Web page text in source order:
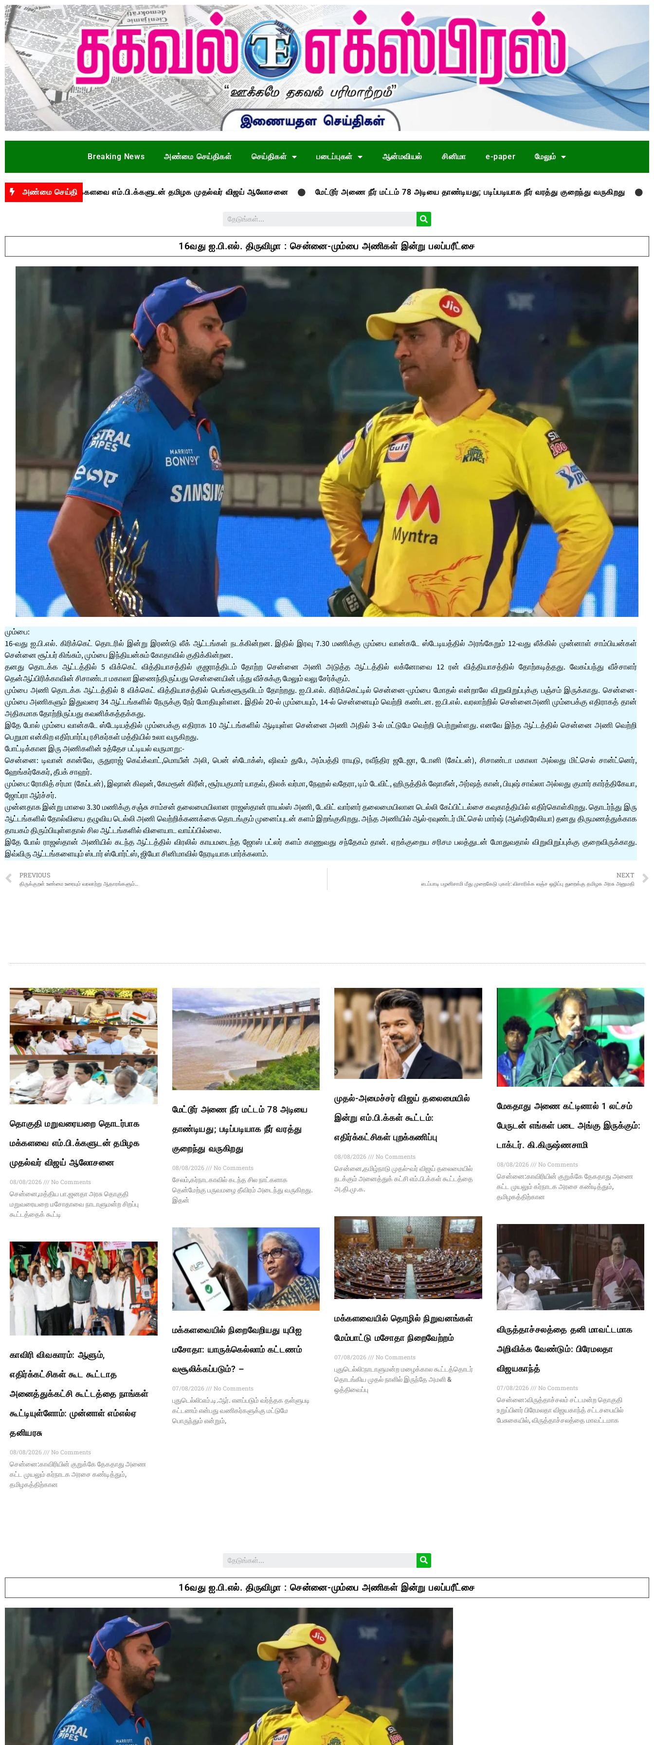
Breaking News அண்மை செய்திகள் செய்திகள் படைப்புகள் ஆன்மவியல் சினிமா e-paper மேலும்
அண்மை செய்தி
மக்களவை எம்.பி.க்களுடன் தமிழக முதல்வர் விஜய் ஆலோசனை மேட்டூர் அணை நீர் மட்டம் 78 அடியை தாண்டியது; படிப்படியாக நீர் வரத்து குறைந்து வருகிறது முதல்-
16வது ஐ.பி.எல். திருவிழா : சென்னை-மும்பை அணிகள் இன்று பலப்பரீட்சை
மும்பை:
16-வது ஐ.பி.எல். கிரிக்கெட் தொடரில் இன்று இரண்டு லீக் ஆட்டங்கள் நடக்கின்றன. இதில் இரவு 7.30 மணிக்கு மும்பை வான்கடே ஸ்டேடியத்தில் அரங்கேறும் 12-வது லீக்கில் முன்னாள் சாம்பியன்கள்
சென்னை சூப்பர் கிங்சும், மும்பை இந்தியன்சும் கோதாவில் குதிக்கின்றன.
தனது தொடக்க ஆட்டத்தில் 5 விக்கெட் வித்தியாசத்தில் குஜராத்திடம் தோற்ற சென்னை அணி அடுத்த ஆட்டத்தில் லக்னோவை 12 ரன் வித்தியாசத்தில் தோற்கடித்தது. வேகப்பந்து வீச்சாளர்
தென்ஆப்பிரிக்காவின் சிசாண்டா மகாலா இணைந்திருப்பது சென்னையின் பந்து வீச்சுக்கு மேலும் வலு சேர்க்கும்.
மும்பை அணி தொடக்க ஆட்டத்தில் 8 விக்கெட் வித்தியாசத்தில் பெங்களூருவிடம் தோற்றது. ஐ.பி.எல். கிரிக்கெட்டில் சென்னை-மும்பை மோதல் என்றாலே விறுவிறுப்புக்கு பஞ்சம் இருக்காது. சென்னை-
மும்பை அணிகளும் இதுவரை 34 ஆட்டங்களில் நேருக்கு நேர் மோதியுள்ளன. இதில் 20-ல் மும்பையும், 14-ல் சென்னையும் வெற்றி கண்டன. ஐ.பி.எல். வரலாற்றில் சென்னைஅணி மும்பைக்கு எதிராகத் தான்
அதிகமாக தோற்றிருப்பது கவனிக்கத்தக்கது.
இதே போல் மும்பை வான்கடே ஸ்டேடியத்தில் மும்பைக்கு எதிராக 10 ஆட்டங்களில் ஆடியுள்ள சென்னை அணி அதில் 3-ல் மட்டுமே வெற்றி பெற்றுள்ளது. எனவே இந்த ஆட்டத்தில் சென்னை அணி வெற்றி
பெறுமா என்கிற எதிர்பார்ப்பு ரசிகர்கள் மத்தியில் உலா வருகிறது.
போட்டிக்கான இரு அணிகளின் உத்தேச பட்டியல் வருமாறு:-
சென்னை: டிவான் கான்வே, ருதுராஜ் கெய்க்வாட்,மொயீன் அலி, பென் ஸ்டோக்ஸ், ஷிவம் துபே, அம்பத்தி ராயுடு, ரவீந்திர ஜடேஜா, டோனி (கேப்டன்), சிசாண்டா மகாலா அல்லது மிட்செல் சான்ட்னெர்,
ஹேங்கர்கேகர், தீபக் சாஹர்.
மும்பை: ரோகித் சர்மா (கேப்டன்), இஷான் கிஷன், கேமரூன் கிரீன், சூர்யகுமார் யாதவ், திலக் வர்மா, நேஹல் வதேரா, டிம் டேவிட், ஹிருத்திக் ஷோகீன், அர்ஷத் கான், பியுஷ் சாவ்லா அல்லது குமார் கார்த்திகேயா,
ஜோப்ரா ஆர்ச்சர்.
முன்னதாக இன்று மாலை 3.30 மணிக்கு சஞ்சு சாம்சன் தலைமையிலான ராஜஸ்தான் ராயல்ஸ் அணி, டேவிட் வார்னர் தலைமையிலான டெல்லி கேப்பிட்டல்சை கவுகாத்தியில் எதிர்கொள்கிறது. தொடர்ந்து இரு
ஆட்டங்களில் தோல்வியை தழுவிய டெல்லி அணி வெற்றிக்கணக்கை தொடங்கும் முனைப்புடன் களம் இறங்குகிறது. அந்த அணியில் ஆல்-ரவுண்டர் மிட்செல் மார்ஷ் (ஆஸ்திரேலியா) தனது திருமணத்துக்காக
தாயகம் திரும்பியுள்ளதால் சில ஆட்டங்களில் விளையாட வாய்ப்பில்லை.
இதே போல் ராஜஸ்தான் அணியில் கடந்த ஆட்டத்தில் விரலில் காயமடைந்த ஜோஸ் பட்லர் களம் காணுவது சந்தேகம் தான். ஏறக்குறைய சரிசம பலத்துடன் மோதுவதால் விறுவிறுப்புக்கு குறைவிருக்காது.
இவ்விரு ஆட்டங்களையும் ஸ்டார் ஸ்போர்ட்ஸ், ஜியோ சினிமாவில் நேரடியாக பார்க்கலாம்.
PREVIOUS
திருக்குறள் உண்மை உரையும் வரலாற்று ஆதாரங்களும்…
NEXT
எடப்பாடி பழனிசாமி மீது முறைகேடு புகார்: விசாரிக்க லஞ்ச ஒழிப்பு துறைக்கு தமிழக அரசு அனுமதி
தொகுதி மறுவரையறை தொடர்பாக
மக்களவை எம்.பி.க்களுடன் தமிழக
முதல்வர் விஜய் ஆலோசனை
08/08/2026
No Comments
சென்னை,மத்திய பா.ஜனதா அரசு தொகுதி
மறுவரையறை மசோதாவை நாடாளுமன்ற சிறப்பு
கூட்டத்தைக் கூட்டி
மேட்டூர் அணை நீர் மட்டம் 78 அடியை
தாண்டியது; படிப்படியாக நீர் வரத்து
குறைந்து வருகிறது
08/08/2026
No Comments
சேலம்,கர்நாடகாவில் கடந்த சில நாட்களாக
தென்மேற்கு பருவமழை தீவிரம் அடைந்து வருகிறது.
இதன்
முதல்-அமைச்சர் விஜய் தலைமையில்
இன்று எம்.பி.க்கள் கூட்டம்:
எதிர்க்கட்சிகள் புறக்கணிப்பு
08/08/2026
No Comments
சென்னை,தமிழ்நாடு முதல்-வர் விஜய் தலைமையில்
நடக்கும் அனைத்துக் கட்சி எம்.பி.க்கள் கூட்டத்தை
அ.தி.மு.க.
மேகதாது அணை கட்டினால் 1 லட்சம்
பேருடன் எங்கள் படை அங்கு இருக்கும்:
டாக்டர். கி.கிருஷ்ணசாமி
08/08/2026
No Comments
சென்னை:காவிரியின் குறுக்கே தேகதாது அணை
கட்ட முயலும் கர்நாடக அரசை கண்டித்தும்,
தமிழகத்திற்கான
காவிரி விவகாரம்: ஆளும்,
எதிர்க்கட்சிகள் கூட கூட்டாத
அனைத்துக்கட்சி கூட்டத்தை நாங்கள்
கூட்டியுள்ளோம்: முன்னாள் எம்எல்ஏ
தனியரசு
08/08/2026
No Comments
சென்னை:காவிரியின் குறுக்கே தேகதாது அணை
கட்ட முயலும் கர்நாடக அரசை கண்டித்தும்,
தமிழகத்திற்கான
மக்களவையில் நிறைவேறியது யுபிஐ
மசோதா: யாருக்கெல்லாம் கட்டணம்
வசூலிக்கப்படும்? –
07/08/2026
No Comments
புதுடெல்லி:எம்.டி.ஆர். எனப்படும் வர்த்தக தள்ளுபடி
கட்டணம் என்பது வணிகர்களுக்கு மட்டுமே
பொருந்தும் என்றும்,
மக்களவையில் தொழில் நிறுவனங்கள்
மேம்பாட்டு மசோதா நிறைவேற்றம்
07/08/2026
No Comments
புதுடெல்லி:நாடாளுமன்ற மழைக்கால கூட்டத்தொடர்
தொடங்கிய முதல் நாளில் இருந்தே அமளி &
ஒத்திவைப்பு
விருத்தாச்சலத்தை தனி மாவட்டமாக
அறிவிக்க வேண்டும்: பிரேமலதா
விஜயகாந்த்
07/08/2026
No Comments
சென்னை:விருத்தாச்சலம் சட்டமன்ற தொகுதி
உறுப்பினர் பிரேமலதா விஜயகாந்த் சட்டசபையில்
பேசுகையில், விருத்தாச்சலத்தை மாவட்டமாக
16வது ஐ.பி.எல். திருவிழா : சென்னை-மும்பை அணிகள் இன்று பலப்பரீட்சை